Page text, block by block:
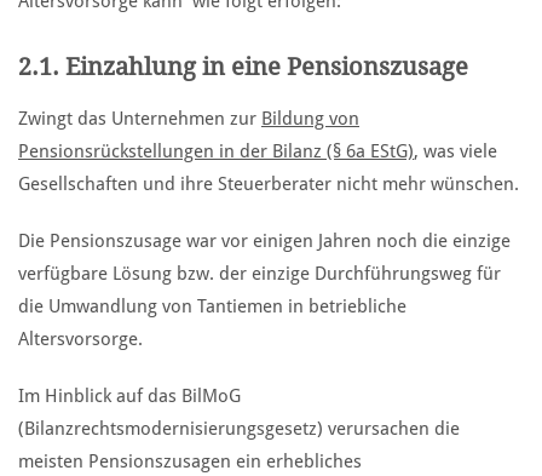
2.1. Einzahlung in eine Pensionszusage
Zwingt das Unternehmen zur Bildung von
Pensionsrückstellungen in der Bilanz (§ 6a EStG), was viele
Gesellschaften und ihre Steuerberater nicht mehr wünschen.
Die Pensionszusage war vor einigen Jahren noch die einzige
verfügbare Lösung bzw. der einzige Durchführungsweg für
die Umwandlung von Tantiemen in betriebliche
Altersvorsorge.
Im Hinblick auf das BilMoG
(Bilanzrechtsmodernisierungsgesetz) verursachen die
meisten Pensionszusagen ein erhebliches